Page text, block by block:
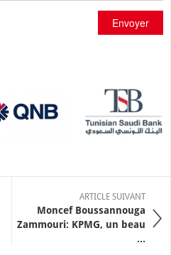
Envoyer
ARTICLE SUIVANT
Moncef Boussannouga
Zammouri: KPMG, un beau
...